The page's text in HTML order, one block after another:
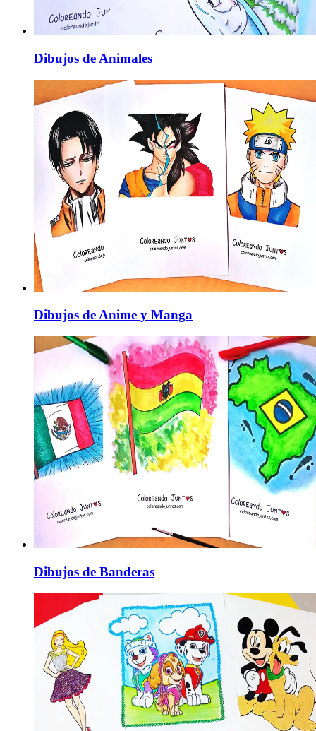
Dibujos de Animales
Dibujos de Anime y Manga
Dibujos de Banderas